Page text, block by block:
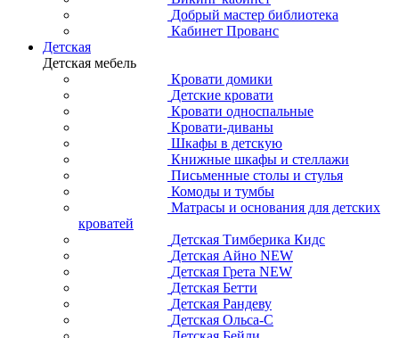
Добрый мастер библиотека
Кабинет Прованс
Детская
Детская мебель
Кровати домики
Детские кровати
Кровати односпальные
Кровати-диваны
Шкафы в детскую
Книжные шкафы и стеллажи
Письменные столы и стулья
Комоды и тумбы
Матрасы и основания для детских
кроватей
Детская Тимберика Кидс
Детская Айно NEW
Детская Грета NEW
Детская Бетти
Детская Рандеву
Детская Ольса-С